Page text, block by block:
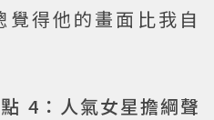
得他的畫面比我自
4：人氣女星擔綱聲